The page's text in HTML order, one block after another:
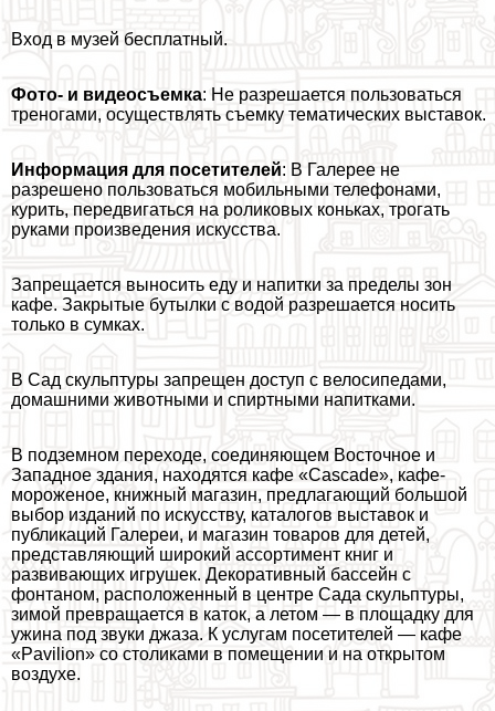
Вход в музей бесплатный.
Фото- и видеосъемка: Не разрешается пользоваться
треногами, осуществлять съемку тематических выставок.
Информация для посетителей: В Галерее не
разрешено пользоваться мобильными телефонами,
курить, передвигаться на роликовых коньках, трогать
руками произведения искусства.
Запрещается выносить еду и напитки за пределы зон
кафе. Закрытые бутылки с водой разрешается носить
только в сумках.
В Сад скульптуры запрещен доступ с велосипедами,
домашними животными и спиртными напитками.
В подземном переходе, соединяющем Восточное и
Западное здания, находятся кафе «Cascade», кафе-
мороженое, книжный магазин, предлагающий большой
выбор изданий по искусству, каталогов выставок и
публикаций Галереи, и магазин товаров для детей,
представляющий широкий ассортимент книг и
развивающих игрушек. Декоративный бассейн с
фонтаном, расположенный в центре Сада скульптуры,
зимой превращается в каток, а летом — в площадку для
ужина под звуки джаза. К услугам посетителей — кафе
«Pavilion» со столиками в помещении и на открытом
воздухе.